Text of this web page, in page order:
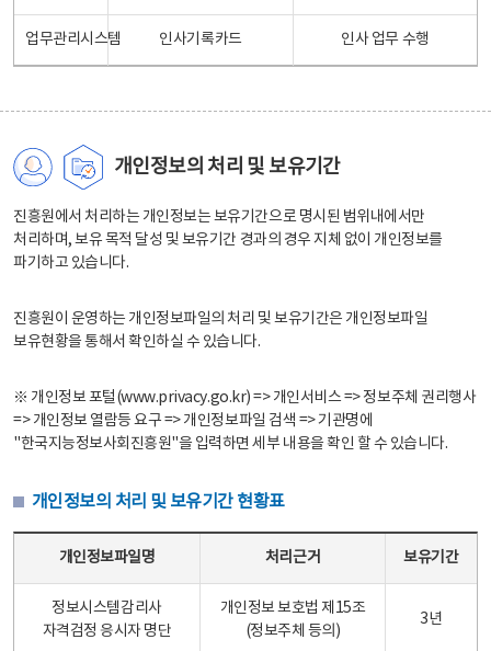
업무관리시스템 인사기록카드 인사 업무 수행
개인정보의 처리 및 보유기간
진흥원에서 처리하는 개인정보는 보유기간으로 명시된 범위내에서만
처리하며, 보유 목적 달성 및 보유기간 경과의 경우 지체 없이 개인정보를
파기하고 있습니다.
진흥원이 운영하는 개인정보파일의 처리 및 보유기간은 개인정보파일
보유현황을 통해서 확인하실 수 있습니다.
※ 개인정보 포털(www.privacy.go.kr) => 개인서비스 => 정보주체 권리행사
=> 개인정보 열람등 요구 => 개인정보파일 검색 => 기관명에
"한국지능정보사회진흥원"을 입력하면 세부 내용을 확인 할 수 있습니다.
개인정보의 처리 및 보유기간 현황표
개인정보파일명 처리근거 보유기간
정보시스템감리사
자격검정 응시자 명단
개인정보 보호법 제15조
(정보주체 등의)
3년